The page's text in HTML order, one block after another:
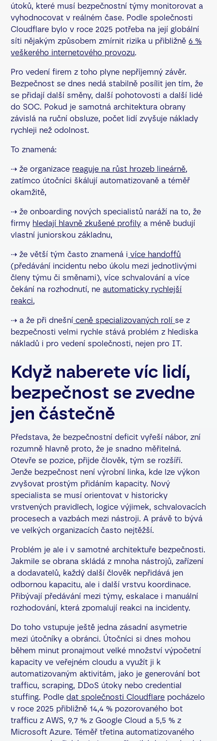
útoků, které musí bezpečnostní týmy monitorovat a
vyhodnocovat v reálném čase. Podle společnosti
Cloudflare bylo v roce 2025 potřeba na její globální
síti nějakým způsobem zmírnit rizika u přibližně 6 %
veškerého internetového provozu.
Pro vedení firem z toho plyne nepříjemný závěr.
Bezpečnost se dnes nedá stabilně posílit jen tím, že
se přidají další směny, další pohotovosti a další lidé
do SOC. Pokud je samotná architektura obrany
závislá na ruční obsluze, počet lidí zvyšuje náklady
rychleji než odolnost.
To znamená:
⇢ že organizace reaguje na růst hrozeb lineárně,
zatímco útočníci škálují automatizovaně a téměř
okamžitě,
⇢ že onboarding nových specialistů naráží na to, že
firmy hledají hlavně zkušené profily a méně budují
vlastní juniorskou základnu,
⇢ že větší tým často znamená i více handoffů
(předávání incidentu nebo úkolu mezi jednotlivými
členy týmu či směnami), více schvalování a více
čekání na rozhodnutí, ne automaticky rychlejší
reakci,
⇢ a že při dnešní ceně specializovaných rolí se z
bezpečnosti velmi rychle stává problém z hlediska
nákladů i pro vedení společnosti, nejen pro IT.
Když naberete víc lidí,
bezpečnost se zvedne
jen částečně
Představa, že bezpečnostní deficit vyřeší nábor, zní
rozumně hlavně proto, že je snadno měřitelná.
Otevře se pozice, přijde člověk, tým se rozšíří.
Jenže bezpečnost není výrobní linka, kde lze výkon
zvyšovat prostým přidáním kapacity. Nový
specialista se musí orientovat v historicky
vrstvených pravidlech, logice výjimek, schvalovacích
procesech a vazbách mezi nástroji. A právě to bývá
ve velkých organizacích často nejtěžší.
Problém je ale i v samotné architektuře bezpečnosti.
Jakmile se obrana skládá z mnoha nástrojů, zařízení
a dodavatelů, každý další člověk nepřidává jen
odbornou kapacitu, ale i další vrstvu koordinace.
Přibývají předávání mezi týmy, eskalace i manuální
rozhodování, která zpomalují reakci na incidenty.
Do toho vstupuje ještě jedna zásadní asymetrie
mezi útočníky a obránci. Útočníci si dnes mohou
během minut pronajmout velké množství výpočetní
kapacity ve veřejném cloudu a využít ji k
automatizovaným aktivitám, jako je generování bot
trafficu, scraping, DDoS útoky nebo credential
stuffing. Podledat společnosti Cloudflare pocházelo
v roce 2025 přibližně 14,4 % pozorovaného bot
trafficu z AWS, 9,7 % z Google Cloud a 5,5 % z
Microsoft Azure. Téměř třetina automatizovaného